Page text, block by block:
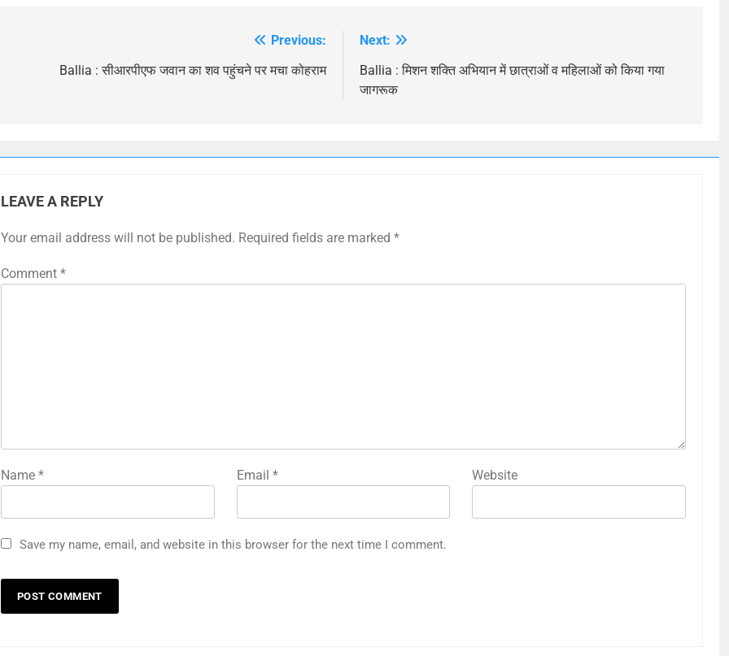
navigation
Previous:
Ballia : सीआरपीएफ जवान का शव पहुंचने पर मचा कोहराम
Next:
Ballia : मिशन शक्ति अभियान में छात्राओं व महिलाओं को किया गया
जागरूक
LEAVE A REPLY
Your email address will not be published. Required fields are marked *
Comment *
Name * Email * Website
Save my name, email, and website in this browser for the next time I comment.